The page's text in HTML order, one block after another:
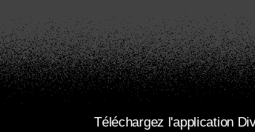
Téléchargez l'application